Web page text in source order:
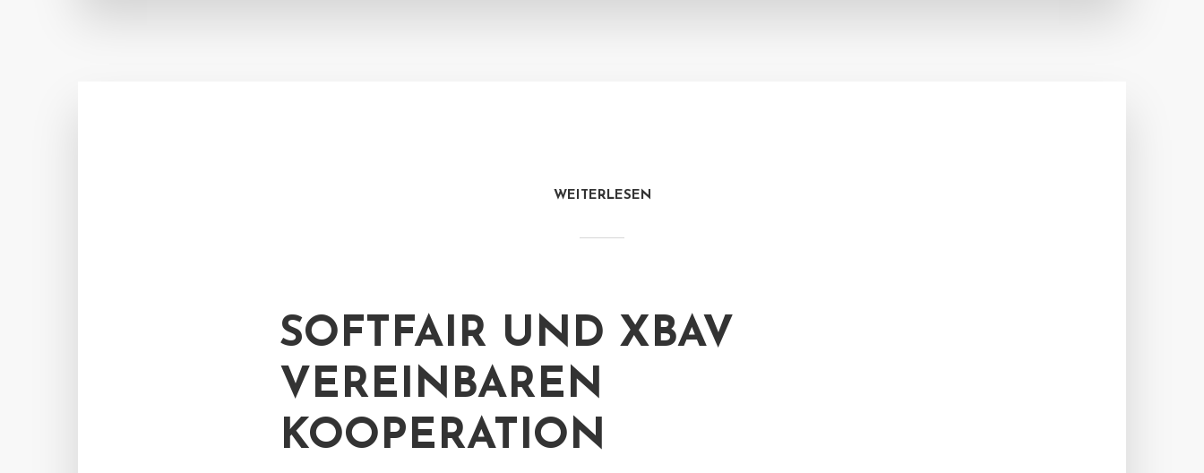
WEITERLESEN
SOFTFAIR UND XBAV
VEREINBAREN
KOOPERATION